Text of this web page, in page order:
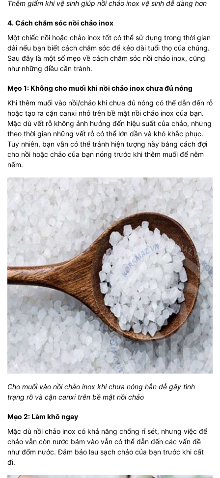
Thêm giấm khi vệ sinh giúp nồi chảo inox vệ sinh dễ dàng hơn
4. Cách chăm sóc nồi chảo inox
Một chiếc nồi hoặc chảo inox tốt có thể sử dụng trong thời gian
dài nếu bạn biết cách chăm sóc để kéo dài tuổi thọ của chúng.
Sau đây là một số mẹo về cách chăm sóc nồi chảo inox, cũng
như những điều cần tránh.
Mẹo 1: Không cho muối khi nồi chảo inox chưa đủ nóng
Khi thêm muối vào nồi/chảo khi chưa đủ nóng có thể dẫn đến rỗ
hoặc tạo ra cặn canxi nhỏ trên bề mặt nồi chảo inox của bạn.
Mặc dù vết rỗ không ảnh hưởng đến hiệu suất của chảo, nhưng
theo thời gian những vết rỗ có thể lớn dần và khó khắc phục.
Tuy nhiên, bạn vẫn có thể tránh hiện tượng này bằng cách đợi
cho nồi hoặc chảo của bạn nóng trước khi thêm muối để nêm
nếm.
Cho muối vào nồi chảo inox khi chưa nóng hẳn dễ gây tình
trạng rỗ và cặn canxi trên bề mặt nồi chảo
Mẹo 2: Làm khô ngay
Mặc dù nồi chảo inox có khả năng chống rỉ sét, nhưng việc để
chảo vẫn còn nước bám vào vẫn có thể dẫn đến các vấn đề
như đốm nước. Đảm bảo lau sạch chảo của bạn trước khi cất
đi.